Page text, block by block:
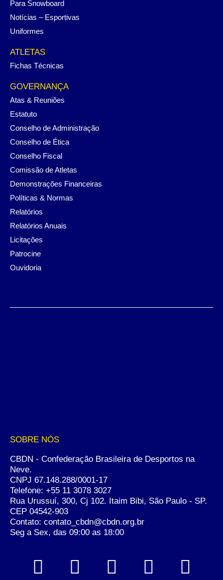
Para Snowboard
Notícias – Esportivas
Uniformes
ATLETAS
Fichas Técnicas
GOVERNANÇA
Atas & Reuniões
Estatuto
Conselho de Administração
Conselho de Ética
Conselho Fiscal
Comissão de Atletas
Demonstrações Financeiras
Políticas & Normas
Relatórios
Relatórios Anuais
Licitações
Patrocine
Ouvidoria
SOBRE NÓS
CBDN - Confederação Brasileira de Desportos na
Neve.
CNPJ 67.148.288/0001-17
Telefone: +55 11 3078 3027
Rua Urussuí, 300, Cj 102. Itaim Bibi, São Paulo - SP.
CEP 04542-903
Contato: contato_cbdn@cbdn.org.br
Seg a Sex, das 09:00 as 18:00